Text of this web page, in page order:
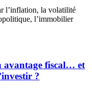
l’inflation, la volatilité
l’immobilier
avantage fiscal… et
?